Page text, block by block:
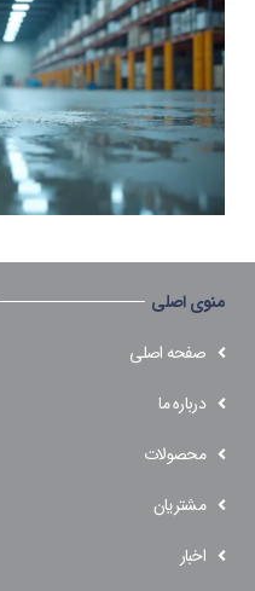
منوی اصلی
صفحه اصلی
درباره ما
محصولات
مشتریان
اخبار